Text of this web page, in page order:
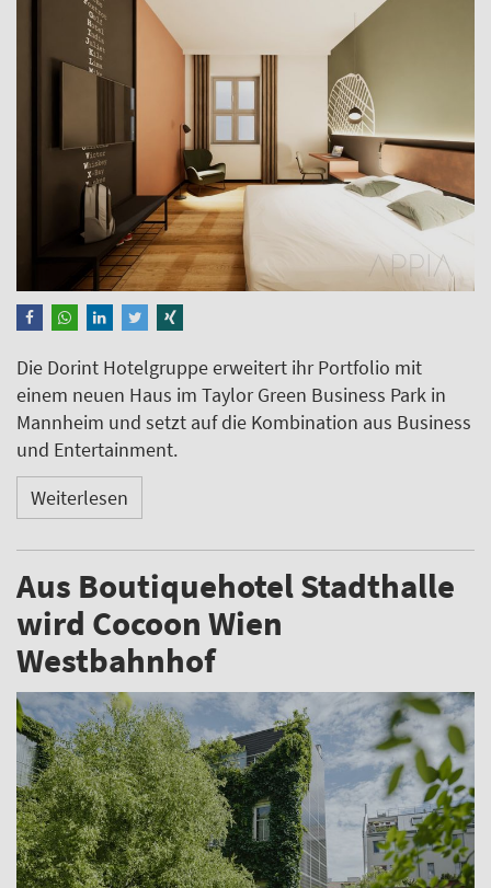
Die Dorint Hotelgruppe erweitert ihr Portfolio mit
einem neuen Haus im Taylor Green Business Park in
Mannheim und setzt auf die Kombination aus Business
und Entertainment.
Weiterlesen
Aus Boutiquehotel Stadthalle
wird Cocoon Wien
Westbahnhof